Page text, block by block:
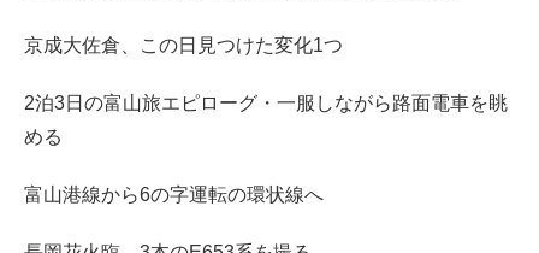
京成大佐倉、この日見つけた変化1つ
2泊3日の富山旅エピローグ・一服しながら路面電車を眺
める
富山港線から6の字運転の環状線へ